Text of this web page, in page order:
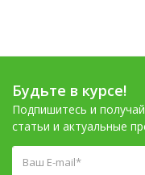
Будьте в курсе!
Подпишитесь и
статьи и актуальные